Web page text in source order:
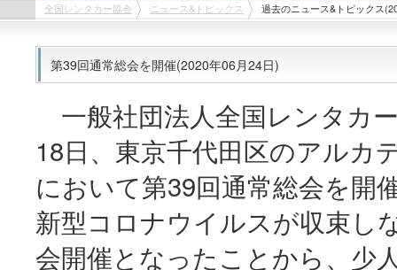
全国レンタカー協会 ニュース&トピックス 過去のニュース&トピックス
第39回通常総会を開催(2020年06月24日)
一般社団法人全国レンタカ
18日、東京千代田区のアルカ
において第39回通常総会を開
新型コロナウイルスが収束し
会開催となったことから、少